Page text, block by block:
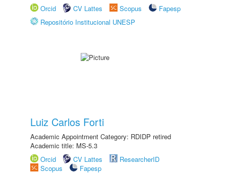
Orcid
CV Lattes Scopus
Fapesp
Repositório Institucional UNESP
Luiz Carlos Forti
Academic Appointment Category: RDIDP retired
Academic title: MS-5.3
Orcid
CV Lattes
ResearcherID
Scopus
Fapesp